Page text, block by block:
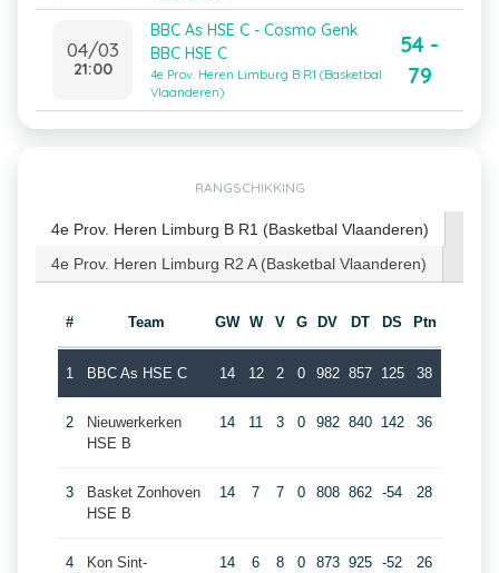
04/03
21:00
BBC As HSE C - Cosmo Genk
BBC HSE C
4e Prov. Heren Limburg B R1 (Basketbal
Vlaanderen)
54 -
79
RANGSCHIKKING
4e Prov. Heren Limburg B R1 (Basketbal Vlaanderen)
4e Prov. Heren Limburg R2 A (Basketbal Vlaanderen)
# Team GW W V G DV DT DS Ptn
1 BBC As HSE C 14 12 2 0 982 857 125 38
2
Nieuwerkerken
HSE B
14 11 3 0 982 840 142 36
3
Basket Zonhoven
HSE B
14 7 7 0 808 862 -54 28
4 Kon Sint- 14 6 8 0 873 925 -52 26